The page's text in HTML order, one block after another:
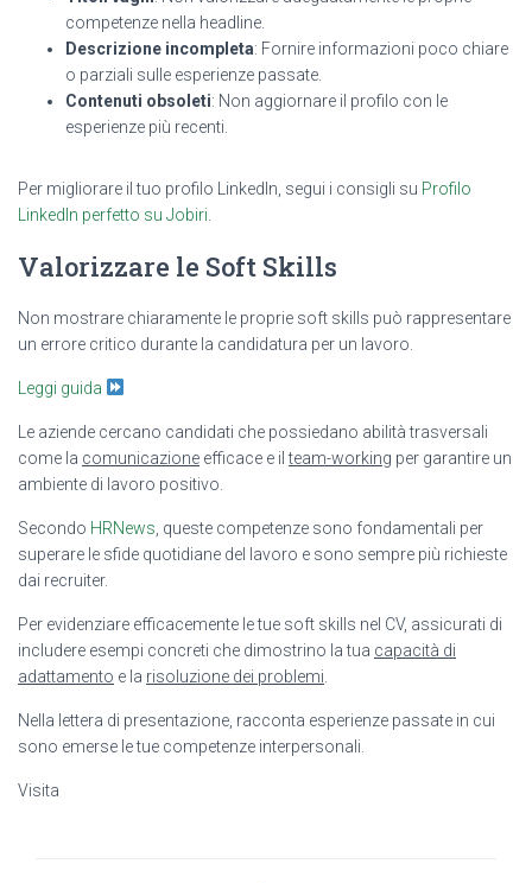
competenze nella headline.
Descrizione incompleta: Fornire informazioni poco chiare
o parziali sulle esperienze passate.
Contenuti obsoleti: Non aggiornare il profilo con le
esperienze più recenti.
Per migliorare il tuo profilo LinkedIn, segui i consigli su Profilo
LinkedIn perfetto su Jobiri
Valorizzare le Soft Skills
Non mostrare chiaramente le proprie soft skills può rappresentare
un errore critico durante la candidatura per un lavoro.
Leggi guida
Le aziende cercano candidati che possiedano abilità trasversali
come la comunicazione efficace e ilteam-working per garantire un
ambiente di lavoro positivo.
Secondo HRNews , queste competenze sono fondamentali per
superare le sfide quotidiane del lavoro e sono sempre più richieste
dai recruiter.
Per evidenziare efficacemente le tue soft skills nel CV, assicurati di
includere esempi concreti che dimostrino la tua capacità di
adattamento e la risoluzione dei problemi
Nella lettera di presentazione, racconta esperienze passate in cui
sono emerse le tue competenze interpersonali.
Visita